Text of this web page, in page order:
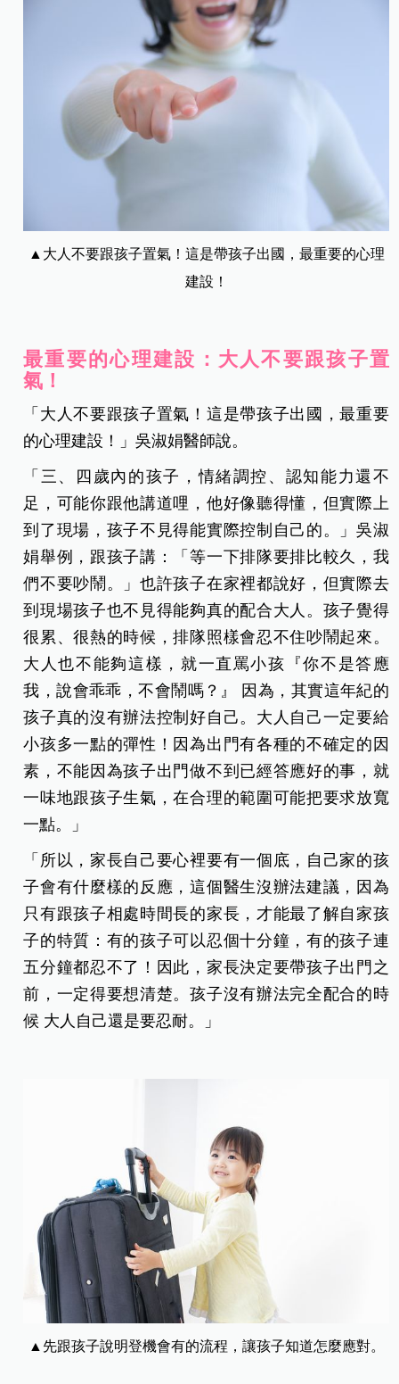
▲大人不要跟孩子置氣！這是帶孩子出國，最重要的心理
建設！
最重要的心理建設：大人不要跟孩子置
氣！
「大人不要跟孩子置氣！這是帶孩子出國，最重要
的心理建設！」吳淑娟醫師說。
「三、四歲內的孩子，情緒調控、認知能力還不
足，可能你跟他講道哩，他好像聽得懂，但實際上
到了現場，孩子不見得能實際控制自己的。」吳淑
娟舉例，跟孩子講：「等一下排隊要排比較久，我
們不要吵鬧。」也許孩子在家裡都說好，但實際去
到現場孩子也不見得能夠真的配合大人。孩子覺得
很累、很熱的時候，排隊照樣會忍不住吵鬧起來。
大人也不能夠這樣，就一直罵小孩『你不是答應
我，說會乖乖，不會鬧嗎？』 因為，其實這年紀的
孩子真的沒有辦法控制好自己。大人自己一定要給
小孩多一點的彈性！因為出門有各種的不確定的因
素，不能因為孩子出門做不到已經答應好的事，就
一味地跟孩子生氣，在合理的範圍可能把要求放寬
一點。」
「所以，家長自己要心裡要有一個底，自己家的孩
子會有什麼樣的反應，這個醫生沒辦法建議，因為
只有跟孩子相處時間長的家長，才能最了解自家孩
子的特質：有的孩子可以忍個十分鐘，有的孩子連
五分鐘都忍不了！因此，家長決定要帶孩子出門之
前，一定得要想清楚。孩子沒有辦法完全配合的時
候 大人自己還是要忍耐。」
▲先跟孩子說明登機會有的流程，讓孩子知道怎麼應對。